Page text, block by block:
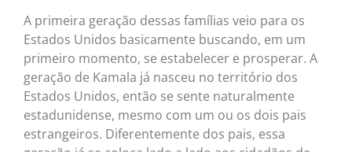
A primeira geração dessas famílias veio para os
Estados Unidos basicamente buscando, em um
primeiro momento, se estabelecer e prosperar. A
geração de Kamala já nasceu no território dos
Estados Unidos, então se sente naturalmente
estadunidense, mesmo com um ou os dois pais
estrangeiros. Diferentemente dos pais, essa